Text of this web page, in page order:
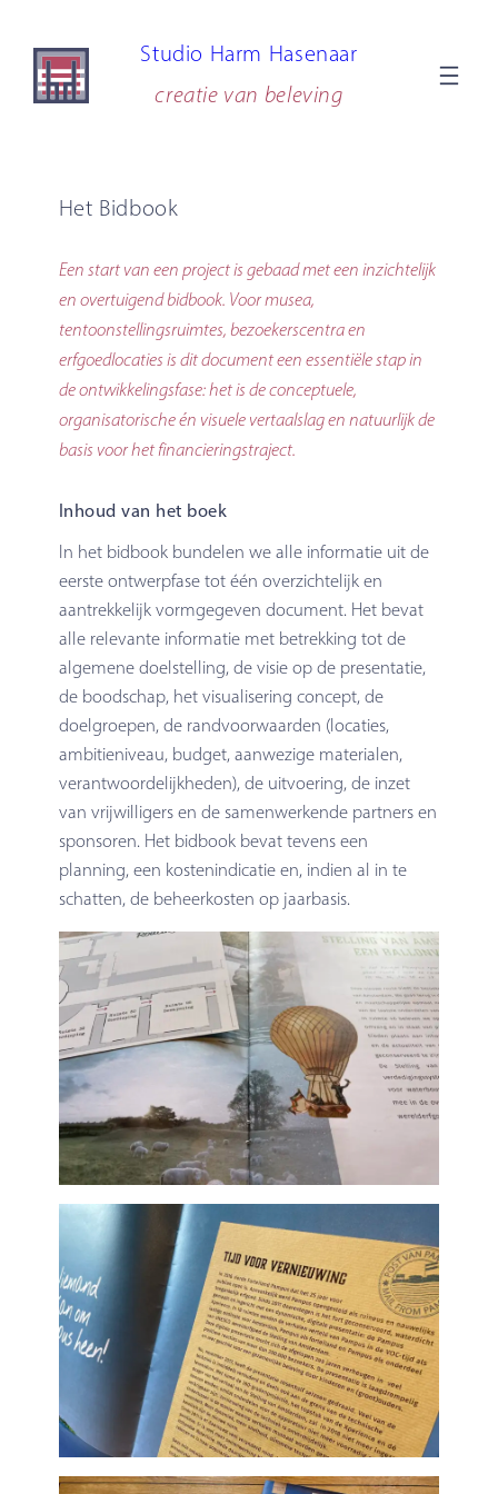
naar
inhoud
Studio Harm Hasenaar
creatie van beleving
Het Bidbook
Een start van een project is gebaad met een inzichtelijk
en overtuigend bidbook. Voor musea,
tentoonstellingsruimtes, bezoekerscentra en
erfgoedlocaties is dit document een essentiële stap in
de ontwikkelingsfase: het is de conceptuele,
organisatorische én visuele vertaalslag en natuurlijk de
basis voor het financieringstraject.
Inhoud van het boek
In het bidbook bundelen we alle informatie uit de
eerste ontwerpfase tot één overzichtelijk en
aantrekkelijk vormgegeven document. Het bevat
alle relevante informatie met betrekking tot de
algemene doelstelling, de visie op de presentatie,
de boodschap, het visualisering concept, de
doelgroepen, de randvoorwaarden (locaties,
ambitieniveau, budget, aanwezige materialen,
verantwoordelijkheden), de uitvoering, de inzet
van vrijwilligers en de samenwerkende partners en
sponsoren. Het bidbook bevat tevens een
planning, een kostenindicatie en, indien al in te
schatten, de beheerkosten op jaarbasis.